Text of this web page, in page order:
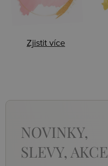
Zjistit více
NOVINKY,
SLEVY, AKCE